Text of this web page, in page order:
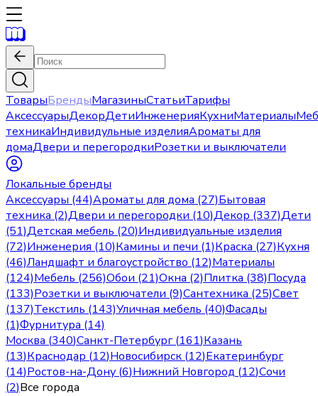
ТоварыБрендыМагазиныСтатьиТарифы
АксессуарыДекорДетиИнженерияКухниМатериалы
техникаИндивидульные изделияАроматы для
домаДвери и перегородкиРозетки и выключатели
Локальные бренды
Аксессуары (44)Ароматы для дома (27)Бытовая
техника (2)Двери и перегородки (10)Декор (337)Дети
(51)Детская мебель (20)Индивидуальные изделия
(72)Инженерия (10)Камины и печи (1)Краска (27)Кухня
(46)Ландшафт и благоустройство (12)Материалы
(124)Мебель (256)Обои (21)Окна (2)Плитка (38)Посуда
(133)Розетки и выключатели (9)Сантехника (25)Свет
(137)Текстиль (143)Уличная мебель (40)Фасады
(1)Фурнитура (14)
Москва (340)Санкт-Петербург(161)Казань
(13)Краснодар (12)Новосибирск (12)Екатеринбург
(14)Ростов-на-Дону (6)Нижний Новгород (12)Сочи
(2)Все города